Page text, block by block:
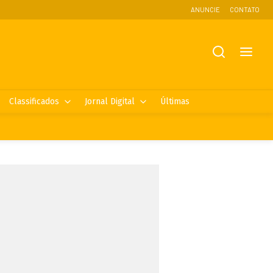
ANUNCIE CONTATO
Classificados Jornal Digital Últimas